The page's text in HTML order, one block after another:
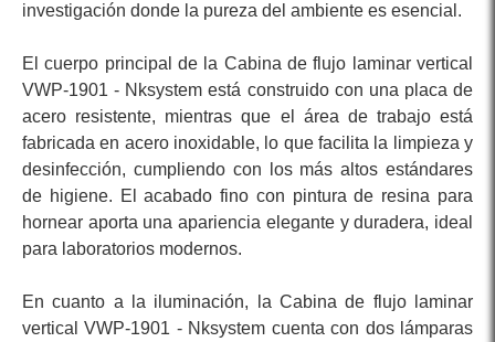
investigación donde la pureza del ambiente es esencial.
El cuerpo principal de la Cabina de flujo laminar vertical
VWP-1901 - Nksystem está construido con una placa de
acero resistente, mientras que el área de trabajo está
fabricada en acero inoxidable, lo que facilita la limpieza y
desinfección, cumpliendo con los más altos estándares
de higiene. El acabado fino con pintura de resina para
hornear aporta una apariencia elegante y duradera, ideal
para laboratorios modernos.
En cuanto a la iluminación, la Cabina de flujo laminar
vertical VWP-1901 - Nksystem cuenta con dos lámparas